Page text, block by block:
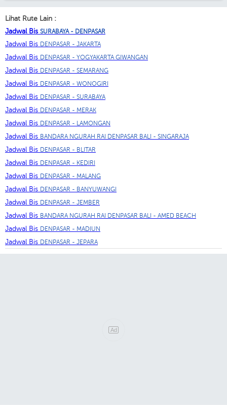
Lihat Rute Lain :
Jadwal Bis SURABAYA - DENPASAR
Jadwal Bis DENPASAR - JAKARTA
Jadwal Bis DENPASAR - YOGYAKARTA GIWANGAN
Jadwal Bis DENPASAR - SEMARANG
Jadwal Bis DENPASAR - WONOGIRI
Jadwal Bis DENPASAR - SURABAYA
Jadwal Bis DENPASAR - MERAK
Jadwal Bis DENPASAR - LAMONGAN
Jadwal Bis BANDARA NGURAH RAI DENPASAR BALI - SINGARAJA
Jadwal Bis DENPASAR - BLITAR
Jadwal Bis DENPASAR - KEDIRI
Jadwal Bis DENPASAR - MALANG
Jadwal Bis DENPASAR - BANYUWANGI
Jadwal Bis DENPASAR - JEMBER
Jadwal Bis BANDARA NGURAH RAI DENPASAR BALI - AMED BEACH
Jadwal Bis DENPASAR - MADIUN
Jadwal Bis DENPASAR - JEPARA
Ad